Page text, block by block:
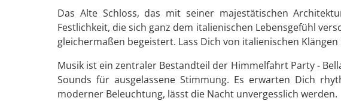
Das Alte Schloss, das mit seiner majestätischen
Festlichkeit, die sich ganz dem italienischen Lebensgefühl
gleichermaßen begeistert. Lass Dich von italienischen
Musik ist ein zentraler Bestandteil der Himmelfahrt Party -
Sounds für ausgelassene Stimmung. Es erwarten Dich
moderner Beleuchtung, lässt die Nacht unvergesslich werden.